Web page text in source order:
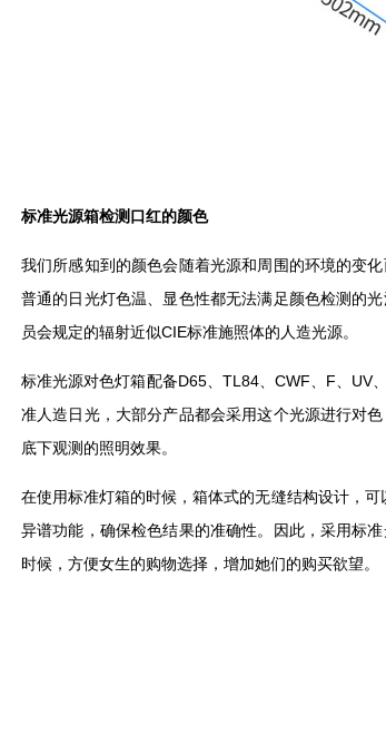
标准光源箱检测口红的颜色
我们所感知到的颜色会随着光源和周围的环境的变
普通的日光灯色温、显色性都无法满足颜色检测的
员会规定的辐射近似CIE标准施照体的人造光源。
标准光源对色灯箱配备D65、TL84、CWF、F、UV
准人造日光，大部分产品都会采用这个光源进行对
底下观测的照明效果。
在使用标准灯箱的时候，箱体式的无缝结构设计，
异谱功能，确保检色结果的准确性。因此，采用标
时候，方便女生的购物选择，增加她们的购买欲望。